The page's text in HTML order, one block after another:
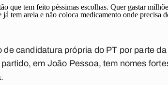
que tem feito péssimas escolhas. Quer gastar
tem areia e não coloca medicamento onde precisa
candidatura própria do PT por parte
em João Pessoa, tem nomes